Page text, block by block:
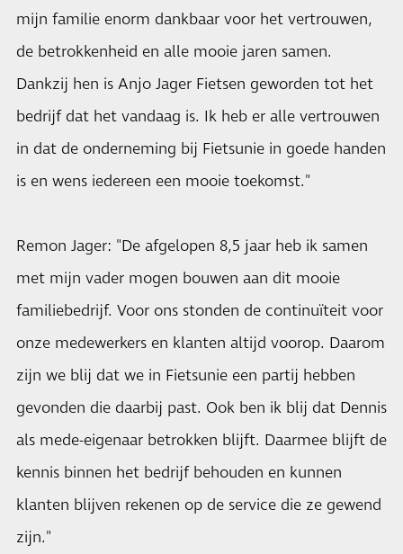
mijn familie enorm dankbaar voor het vertrouwen,
de betrokkenheid en alle mooie jaren samen.
Dankzij hen is Anjo Jager Fietsen geworden tot het
bedrijf dat het vandaag is. Ik heb er alle vertrouwen
in dat de onderneming bij Fietsunie in goede handen
is en wens iedereen een mooie toekomst."
Remon Jager: "De afgelopen 8,5 jaar heb ik samen
met mijn vader mogen bouwen aan dit mooie
familiebedrijf. Voor ons stonden de continuïteit voor
onze medewerkers en klanten altijd voorop. Daarom
zijn we blij dat we in Fietsunie een partij hebben
gevonden die daarbij past. Ook ben ik blij dat Dennis
als mede-eigenaar betrokken blijft. Daarmee blijft de
kennis binnen het bedrijf behouden en kunnen
klanten blijven rekenen op de service die ze gewend
zijn."